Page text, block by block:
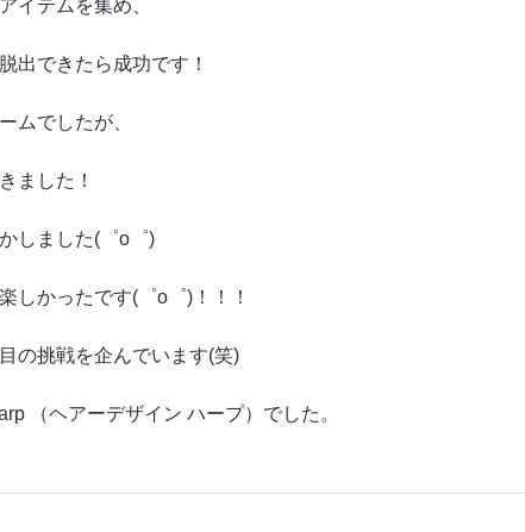
イテムを集め、
出できたら成功です！
ムでしたが、
ました！
しました(゜o゜)
しかったです(゜o゜)！！！
の挑戦を企んでいます(笑)
（ヘアーデザイン ハープ）でした。